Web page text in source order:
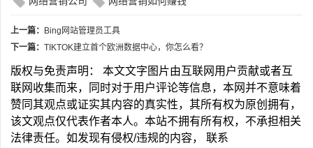
上一篇：
Bing网站管理员工具
下一篇： TIKTOK建立首个欧洲数据中心，你怎么看？
版权与免责声明： 本文文字图片由互联网用户贡献或者互
联网收集而来，同时对于用户评论等信息，本网并不意味着
赞同其观点或证实其内容的真实性，其所有权为原创拥有，
该文观点仅代表作者本人。本站不拥有所有权，不承担相关
法律责任。如发现有侵权/违规的内容， 联系